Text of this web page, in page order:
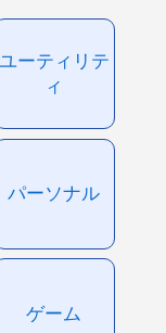
ユーティリテ
ィ
パーソナル
ゲーム